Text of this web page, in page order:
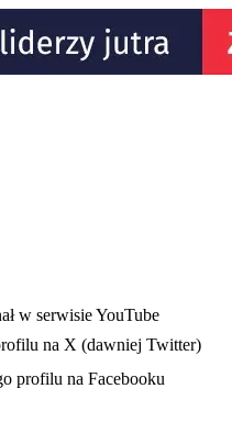
karcie
w serwisie YouTube
na X (dawniej Twitter)
karcie
profilu na Facebooku